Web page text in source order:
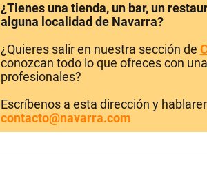
¿Tienes una tienda, un bar, un
alguna localidad de Navarra?
¿Quieres salir en nuestra sección de
conozcan todo lo que ofreces con
profesionales?
Escríbenos a esta dirección y
contacto@navarra.com